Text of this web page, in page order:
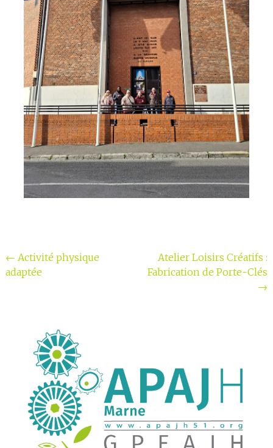
Navigation
de
← Activité physique
adaptée
Atelier Loisirs Créatifs :
Fabrication de Porte-Clés
→